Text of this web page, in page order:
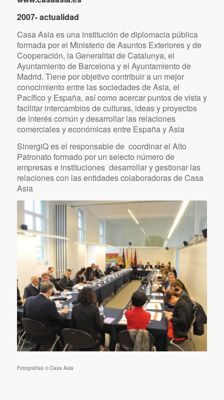
Alto Patronato de Casa Asia
07/15/2015 / enProyectos ,Relaciones Institucionales / pornmarquev
Alto Patronato de Casa Asia
www.casaasia.es
2007- actualidad
Casa Asia es una institución de diplomacia pública
formada por el Ministerio de Asuntos Exteriores y de
Cooperación, la Generalitat de Catalunya, el
Ayuntamiento de Barcelona y el Ayuntamiento de
Madrid. Tiene por objetivo contribuir a un mejor
conocimiento entre las sociedades de Asia, el
Pacífico y España, así como acercar puntos de vista y
facilitar intercambios de culturas, ideas y proyectos
de interés común y desarrollar las relaciones
comerciales y económicas entre España y Asia
SinergiQ es el responsable de coordinar el Alto
Patronato formado por un selecto número de
empresas e instituciones desarrollar y gestionar las
relaciones con las entidades colaboradoras de Casa